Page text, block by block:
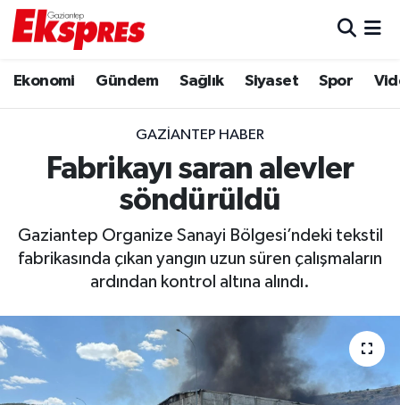
Ekonomi Gündem Sağlık Siyaset Spor
GAZIANTEP HABER
Fabrikayı saran alevler
söndürüldü
Gaziantep Organize Sanayi Bölgesi’ndeki tekstil
fabrikasında çıkan yangın uzun süren çalışmaların
ardından kontrol altına alındı.
Ekonomi
Gaziantep son dakika
Gündem
Kültür Sanat
Magazin
Trafik Durumu
Puan Durumu ve Fikstür
Tüm Manşetler
Son Dakika Haberleri